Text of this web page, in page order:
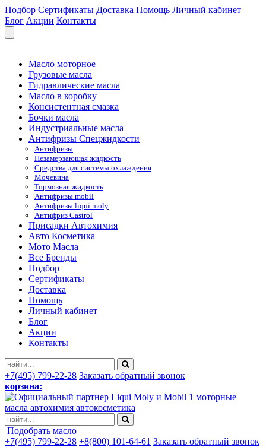
Подбор Сертификаты Доставка Помощь Личный кабинет
Блог Акции Контакты
Масло моторное
Грузовые масла
Гидравлические масла
Масло в коробку
Консистентная смазка
Бочки масла
Индустриальные масла
Антифризы Спецжидкости
Антифризы
Незамерзающая жидкость
Средства для системы охлаждения
Мочевина
Тормозная жидкость
Антифризы mobil
Антифризы liqui moly
Антифриз Castrol
Присадки Автохимия
Авто Косметика
Мото Масла
Все Бренды
Подбор
Сертификаты
Доставка
Помощь
Личный кабинет
Блог
Акции
Контакты
+7(495) 799-22-28 Заказать обратный звонок
корзина:
моторные
масла автохимия автокосметика
Подобрать масло
+7(495) 799-22-28 +8(800) 101-64-61 Заказать обратный звонок